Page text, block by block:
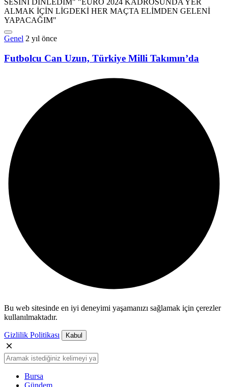
Genel 2 yıl önce
Futbolcu Can Uzun, Türkiye Milli Takımın’da
Bu web sitesinde en iyi deneyimi yaşamanızı sağlamak için çerezler
kullanılmaktadır.
Gizlilik Politikası Kabul
Bursa
Gündem